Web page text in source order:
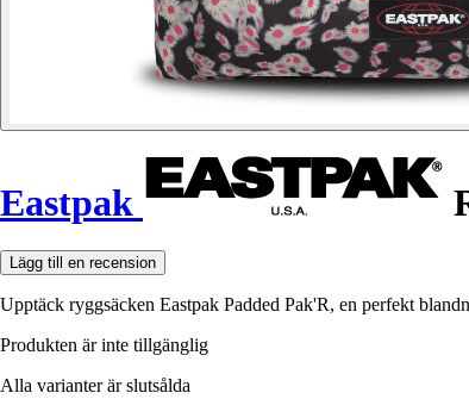
Eastpak
Lägg till en recension
Upptäck ryggsäcken Eastpak Padded Pak'R, en perfekt
Produkten är inte tillgänglig
Alla varianter är slutsålda